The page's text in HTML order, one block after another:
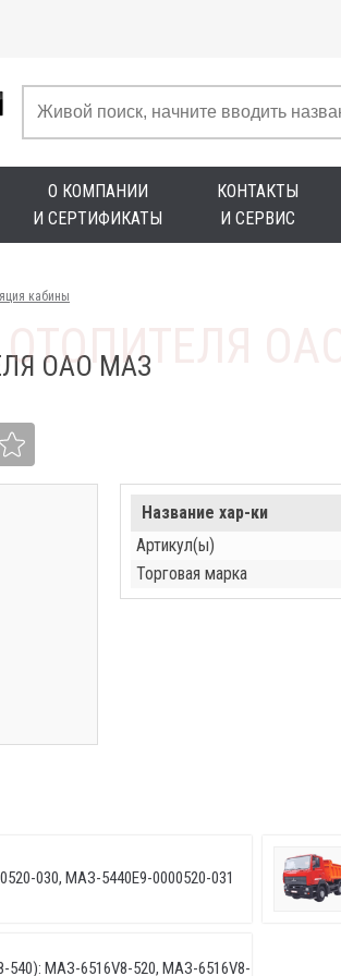
О КОМПАНИИ
И СЕРТИФИКАТЫ
КОНТАКТЫ
И СЕРВИС
кабины
ОАО МАЗ
Название хар-ки
Артикул(ы)
Торговая марка
030, МАЗ-5440E9-0000520-031
540): МАЗ-6516V8-520, МАЗ-6516V8-